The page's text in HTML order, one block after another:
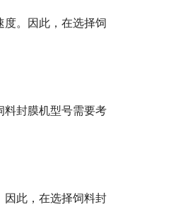
。因此，在选择饲
料封膜机型号需要考
因此，在选择饲料封